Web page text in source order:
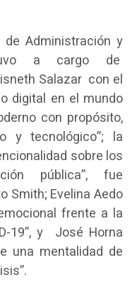
Administración y
a cargo de
Salazar con el
digital en el mundo
con propósito,
y tecnológico”; la
sobre los
pública”, fue
Smith; Evelina Aedo
frente a la
19”, y José Horna
una mentalidad de